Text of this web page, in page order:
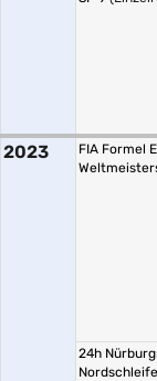
2023
FIA Formel E
24h